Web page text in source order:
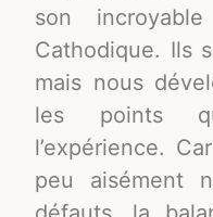
son
Cathodique. Ils
mais nous
les points
l’expérience.
peu aisément